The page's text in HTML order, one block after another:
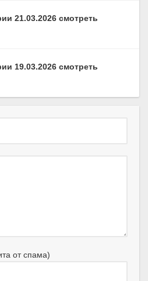
21.03.2026 смотреть
19.03.2026 смотреть
от спама)